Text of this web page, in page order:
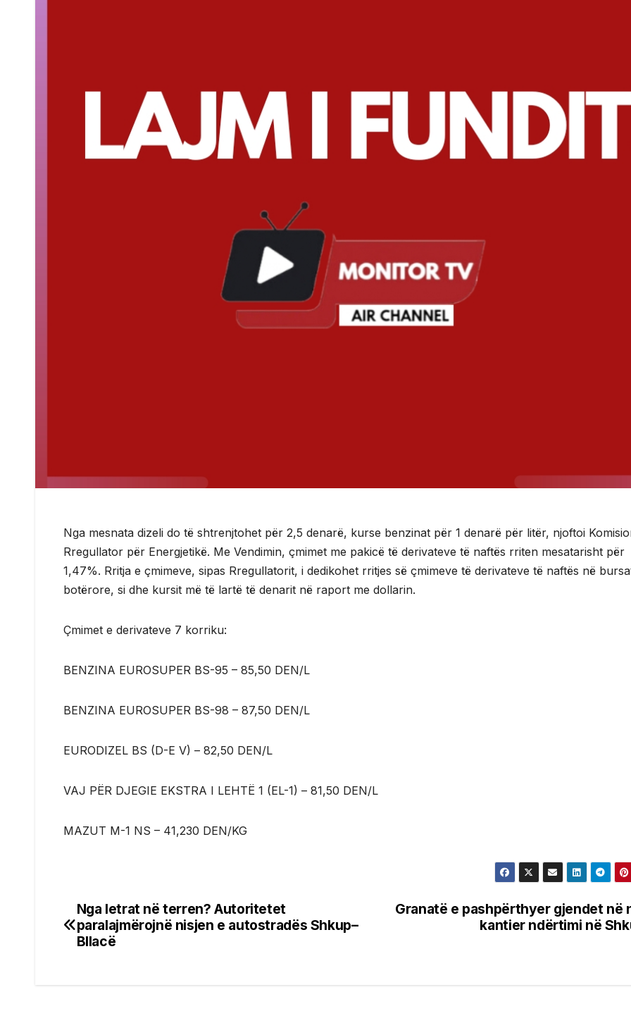
Nga mesnata dizeli do të shtrenjtohet për 2,5 denarë, kurse benzinat për 1 denarë për litër, njoftoi
Rregullator për Energjetikë. Me Vendimin, çmimet me pakicë të derivateve të naftës rriten mesatarisht për
1,47%. Rritja e çmimeve, sipas Rregullatorit, i dedikohet rritjes së çmimeve të derivateve të naftës në
botërore, si dhe kursit më të lartë të denarit në raport me dollarin.
Çmimet e derivateve 7 korriku:
BENZINA EUROSUPER BS-95 – 85,50 DEN/L
BENZINA EUROSUPER BS-98 – 87,50 DEN/L
EURODIZEL BS (D-E V) – 82,50 DEN/L
VAJ PËR DJEGIE EKSTRA I LEHTË 1 (EL-1) – 81,50 DEN/L
MAZUT M-1 NS – 41,230 DEN/KG
Post
navigation
Granatë e pashpërthyer gjendet në
kantier ndërtimi në
Nga letrat në terren? Autoritetet
paralajmërojnë nisjen e autostradës Shkup–
Bllacë